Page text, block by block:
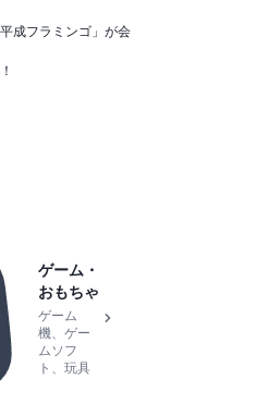
成フラミンゴ」が会
ゲーム・
おもちゃ
ゲーム
機、ゲー
ムソフ
ト、玩具